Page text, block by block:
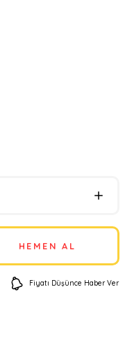
HEMEN AL
Fiyatı Düşünce Haber Ver